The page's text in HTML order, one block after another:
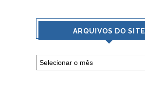
ARQUIVOS DO SITE